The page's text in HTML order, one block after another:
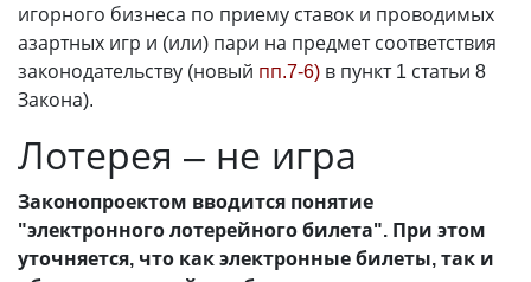
игорного бизнеса по приему ставок и проводимых
азартных игр и (или) пари на предмет соответствия
законодательству (новый пп.7-6) в пункт 1 статьи 8
Закона).
Лотерея – не игра
Законопроектом вводится понятие
"электронного лотерейного билета". При этом
уточняется, что как электронные билеты, так и